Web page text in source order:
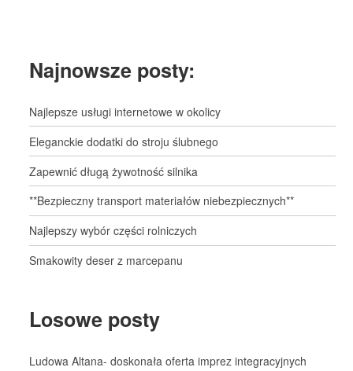
Najnowsze posty:
Najlepsze usługi internetowe w okolicy
Eleganckie dodatki do stroju ślubnego
Zapewnić długą żywotność silnika
**Bezpieczny transport materiałów niebezpiecznych**
Najlepszy wybór części rolniczych
Smakowity deser z marcepanu
Losowe posty
Ludowa Altana- doskonała oferta imprez integracyjnych